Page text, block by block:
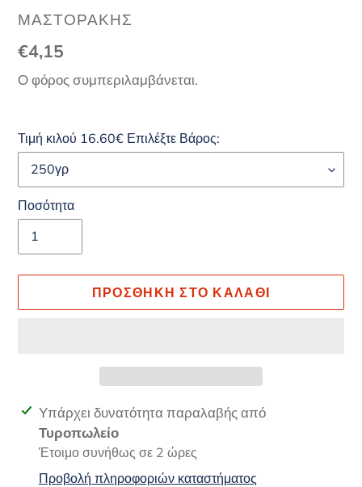
ΠΡΟΜΗΘΕΥΤΉΣ
ΜΑΣΤΟΡΆΚΗΣ
Κανονική
τιμή
€4,15
Ο φόρος συμπεριλαμβάνεται.
Τιμή κιλού 16.60€ Επιλέξτε Βάρος:
Ποσότητα
ΠΡΟΣΘΉΚΗ ΣΤΟ ΚΑΛΆΘΙ
Προσθήκη
προϊόντος
καλάθι
Υπάρχει δυνατότητα παραλαβής από
Τυροπωλείο
Έτοιμο συνήθως σε 2 ώρες
Προβολή πληροφοριών καταστήματος